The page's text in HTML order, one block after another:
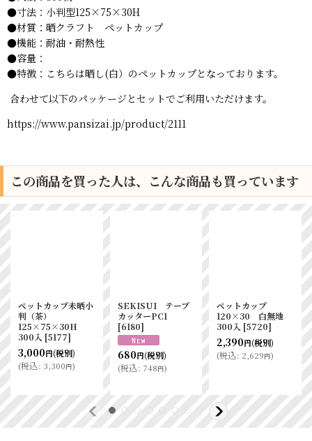
●寸法：小判型125×75×30H
●材質：晒クラフト ペットカップ
●機能：耐油・耐熱性
●容量：
●特徴：こちらは晒し(白）のペットカップとなっております。
合わせて以下のパッケージとセットでご利用いただけます。
https://www.pansizai.jp/product/2111
この商品を買った人は、こんな商品も買っています
ペットカップ未晒小
判（茶）
125×75×30H
300入 [5177]
3,000円(税別)
(税込: 3,300円)
SEKISUI テープ
カッターPC1
[6180]
680円(税別)
(税込: 748円)
ペットカップ
120×30 白無地
300入 [5720]
2,390円(税別)
(税込: 2,629円)